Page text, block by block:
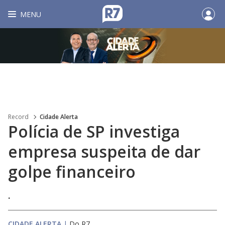
MENU
Record Cidade Alerta
Polícia de SP investiga
empresa suspeita de dar
golpe financeiro
.